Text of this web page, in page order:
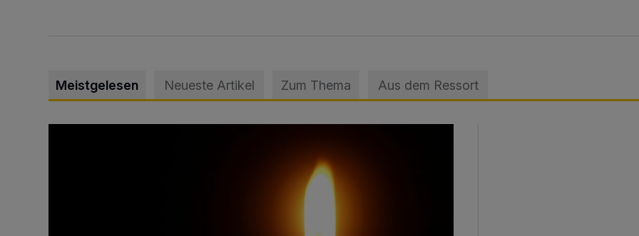
Meistgelesen Neueste Artikel Zum Thema Aus dem Ressort